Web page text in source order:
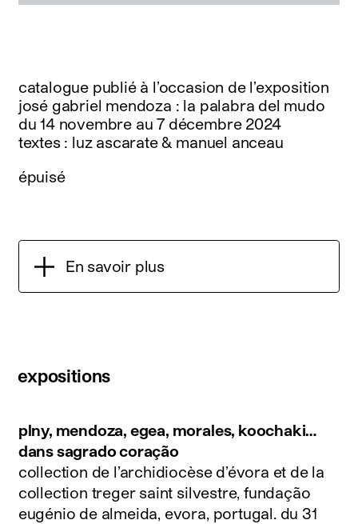
catalogue publié à l’occasion de l’exposition
josé gabriel mendoza : la palabra del mudo
du 14 novembre au 7 décembre 2024
textes : luz ascarate & manuel anceau
épuisé
En savoir plus
expositions
plny, mendoza, egea, morales, koochaki…
dans sagrado coração
collection de l’archidiocèse d’évora et de la
collection treger saint silvestre, fundação
eugénio de almeida, evora, portugal. du 31